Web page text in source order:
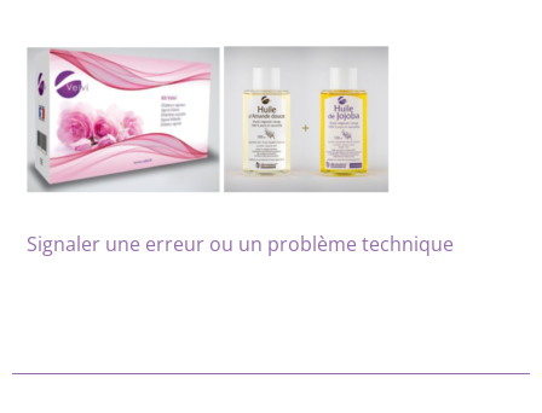
Signaler une erreur ou un problème technique